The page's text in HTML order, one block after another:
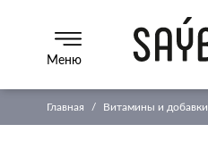
Меню
Главная Витамины и добавки